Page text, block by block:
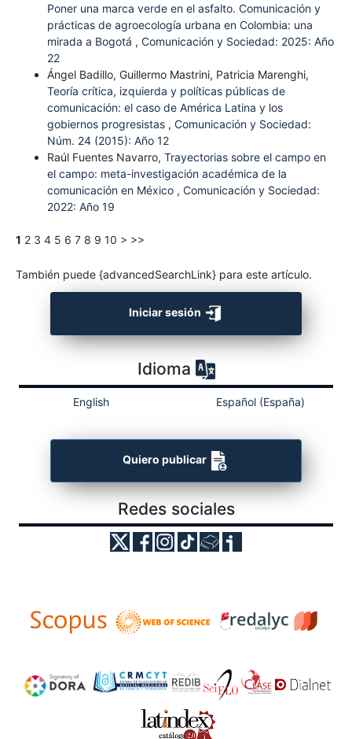
Poner una marca verde en el asfalto. Comunicación y
prácticas de agroecología urbana en Colombia: una
mirada a Bogotá , Comunicación y Sociedad: 2025: Año
22
Ángel Badillo, Guillermo Mastrini, Patricia Marenghi,
Teoría crítica, izquierda y políticas públicas de
comunicación: el caso de América Latina y los
gobiernos progresistas , Comunicación y Sociedad:
Núm. 24 (2015): Año 12
Raúl Fuentes Navarro, Trayectorias sobre el campo en
el campo: meta-investigación académica de la
comunicación en México , Comunicación y Sociedad:
2022: Año 19
1 2 3 4 5 6 7 8 9 10 > >>
También puede {advancedSearchLink} para este artículo.
Iniciar sesión
Idioma
English Español (España)
Quiero publicar
Redes sociales